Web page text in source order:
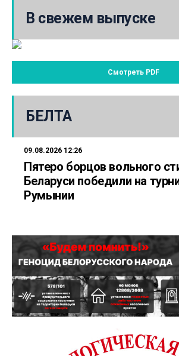
В свежем выпуске
Смотреть PDF
БЕЛТА
09.08.2026 12:26
Пятеро борцов вольного
Беларуси победили на
Румынии